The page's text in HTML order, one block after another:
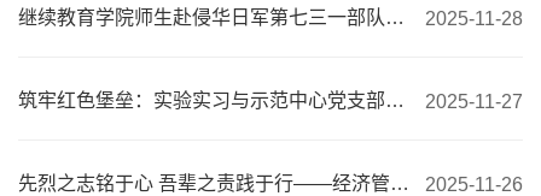
继续教育学院师生赴侵华日军第七三一部队罪证陈列馆开展主题党日活动 2025-11-28
筑牢红色堡垒：实验实习与示范中心党支部标准化规范化建设进行时 2025-11-27
先烈之志铭于心 吾辈之责践于行——经济管理学院赴东北烈士纪念馆开展主题党日活动 2025-11-26